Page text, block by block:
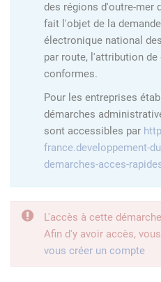
des régions d'outre-mer
fait l'objet de la
électronique national
par route, l'attribution
conformes.
Pour les entreprises
démarches
sont accessibles par
france.developpement-
demarches-acces-
L'accès à cette
Afin d'y avoir accès,
vous créer un compte